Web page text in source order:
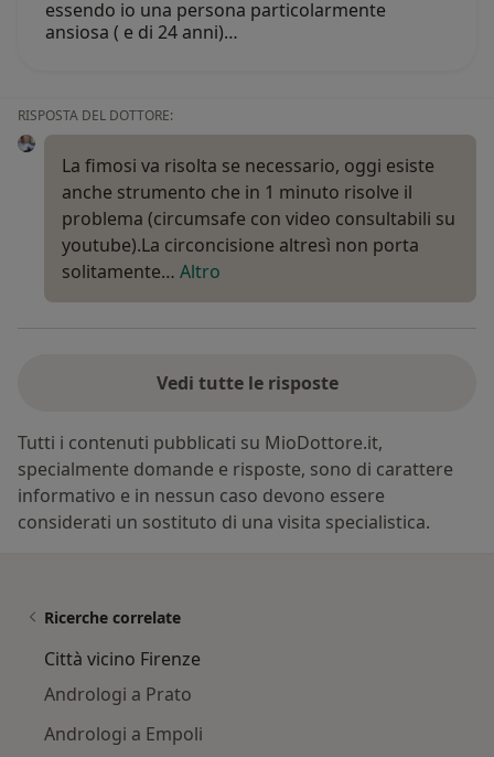
essendo io una persona particolarmente
ansiosa ( e di 24 anni)…
RISPOSTA DEL DOTTORE:
La fimosi va risolta se necessario, oggi esiste
anche strumento che in 1 minuto risolve il
problema (circumsafe con video consultabili su
youtube).La circoncisione altresì non porta
solitamente… Altro
Vedi tutte le risposte
Tutti i contenuti pubblicati su MioDottore.it,
specialmente domande e risposte, sono di carattere
informativo e in nessun caso devono essere
considerati un sostituto di una visita specialistica.
Ricerche correlate
Città vicino Firenze
Andrologi a Prato
Andrologi a Empoli